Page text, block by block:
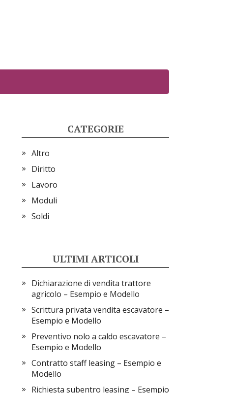
CATEGORIE
Altro
Diritto
Lavoro
Moduli
Soldi
ULTIMI ARTICOLI
Dichiarazione di vendita trattore
agricolo​​ – Esempio e Modello
Scrittura privata vendita escavatore​​ –
Esempio e Modello
Preventivo nolo a caldo escavatore​​ –
Esempio e Modello
Contratto staff leasing​ – Esempio e
Modello
Richiesta subentro leasing – Esempio